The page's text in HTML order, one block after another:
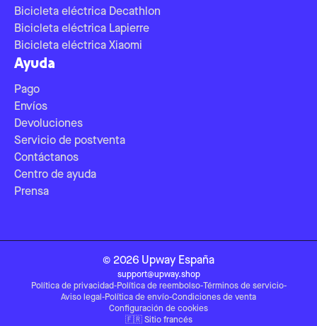
Bicicleta eléctrica Decathlon
Bicicleta eléctrica Lapierre
Bicicleta eléctrica Xiaomi
Ayuda
Pago
Envíos
Devoluciones
Servicio de postventa
Contáctanos
Centro de ayuda
Prensa
© 2026 Upway España
support@upway.shop
Política de privacidad-Política de reembolso-Términos de servicio-
Aviso legal -Política de envío-Condiciones de venta
Configuración de cookies
🇫🇷 Sitio francés